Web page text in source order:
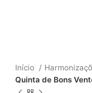
Início
Quinta de Bons